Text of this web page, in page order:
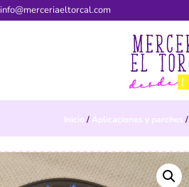
info@merceriaeltorcal.com
Inicio / Aplicaciones y parches /